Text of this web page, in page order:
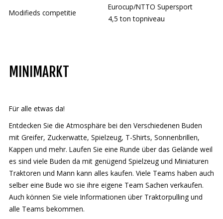
Modifieds competitie
Eurocup/NTTO Supersport
4,5 ton topniveau
MINIMARKT
Für alle etwas da!
Entdecken Sie die Atmosphäre bei den Verschiedenen Buden
mit Greifer, Zuckerwatte, Spielzeug, T-Shirts, Sonnenbrillen,
Kappen und mehr. Laufen Sie eine Runde über das Gelände weil
es sind viele Buden da mit genügend Spielzeug und Miniaturen
Traktoren und Mann kann alles kaufen. Viele Teams haben auch
selber eine Bude wo sie ihre eigene Team Sachen verkaufen.
Auch können Sie viele Informationen über Traktorpulling und
alle Teams bekommen.